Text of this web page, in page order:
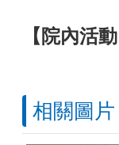
【院內活
相關圖片